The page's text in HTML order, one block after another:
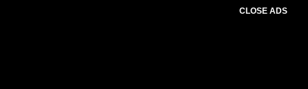
CLOSE ADS